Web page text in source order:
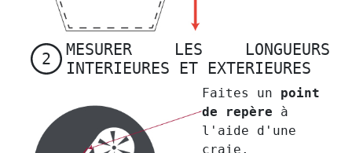
2
MESURER LES LONGUEURS
INTERIEURES ET EXTERIEURES
Faites un point
de repère à
l'aide d'une
craie.